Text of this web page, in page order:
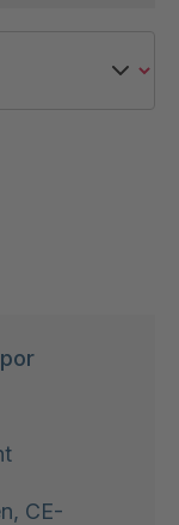
CE-